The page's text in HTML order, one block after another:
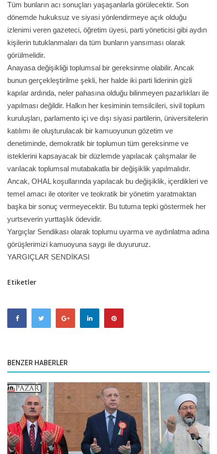
​Tüm bunların acı sonuçları yaşaşanlarla görülecektir. Son
dönemde hukuksuz ve siyasi yönlendirmeye açık olduğu
izlenimi veren gazeteci, öğretim üyesi, parti yöneticisi gibi aydın
kişilerin tutuklanmaları da tüm bunların yansıması olarak
görülmelidir.
​Anayasa değişikliği toplumsal bir gereksinme olabilir. Ancak
bunun gerçekleştirilme şekli, her halde iki parti liderinin gizli
kapılar ardında, neler pahasına olduğu bilinmeyen pazarlıkları ile
yapılması değildir. Halkın her kesiminin temsilcileri, sivil toplum
kuruluşları, parlamento içi ve dışı siyasi partilerin, üniversitelerin
katılımı ile oluşturulacak bir kamuoyunun gözetim ve
denetiminde, demokratik bir toplumun tüm gereksinme ve
isteklerini kapsayacak bir düzlemde yapılacak çalışmalar ile
varılacak toplumsal mutabakatla bir değişiklik yapılmalıdır.
​Ancak, OHAL koşullarında yapılacak bu değişiklik, içerdikleri ve
temel amacı ile otoriter ve teokratik bir yönetim yaratmaktan
başka bir sonuç vermeyecektir. Bu tutuma tepki göstermek her
yurtseverin yurttaşlık ödevidir.
​Yargıçlar Sendikası olarak toplumu uyarma ve aydınlatma adına
görüşlerimizi kamuoyuna saygı ile duyururuz.
​YARGIÇLAR SENDİKASI
Etiketler
BENZER HABERLER